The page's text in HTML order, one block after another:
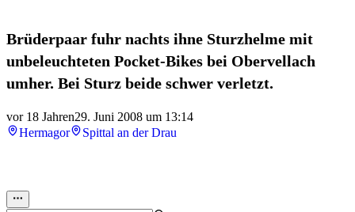
Brüderpaar fuhr nachts ihne Sturzhelme mit
unbeleuchteten Pocket-Bikes bei Obervellach
umher. Bei Sturz beide schwer verletzt.
vor 18 Jahren29. Juni 2008 um 13:14
Hermagor
Spittal an der Drau